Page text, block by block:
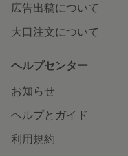
広告出稿について
大口注文について
ヘルプセンター
お知らせ
ヘルプとガイド
利用規約